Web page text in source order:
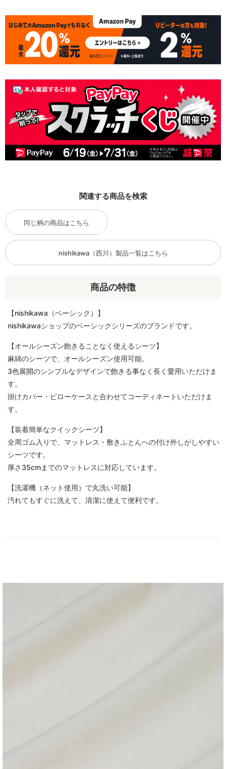
商品の特徴
【nishikawa（ベーシック）】
nishikawaショップのベーシックシリーズのブランドです。
【オールシーズン飽きることなく使えるシーツ】
麻綿のシーツで、オールシーズン使用可能。
3色展開のシンプルなデザインで飽きる事なく長く愛用いただけま
す。
掛けカバー・ピローケースと合わせてコーディネートいただけま
す。
【装着簡単なクイックシーツ】
全周ゴム入りで、マットレス・敷きふとんへの付け外しがしやすい
シーツです。
厚さ35cmまでのマットレスに対応しています。
【洗濯機（ネット使用）で丸洗い可能】
汚れてもすぐに洗えて、清潔に使えて便利です。
関連する商品を検索
同じ柄の商品はこちら
nishikawa（西川）製品一覧はこちら